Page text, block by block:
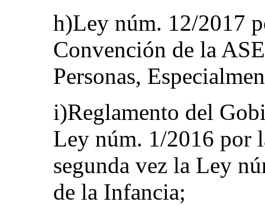
h)Ley núm. 12/2017
Convención de la
Personas,
i)Reglamento del
Ley núm. 1/2016 por
segunda vez la Ley
de la Infancia;